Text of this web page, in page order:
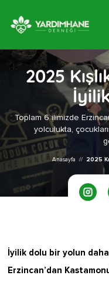
2025
Toplam 6 ilimizde
yolculukta,
Anasayfa // 2025
İyilik dolu bir yolun
Erzincan’dan